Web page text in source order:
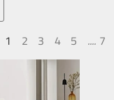
1
2 3 4 5 .... 7